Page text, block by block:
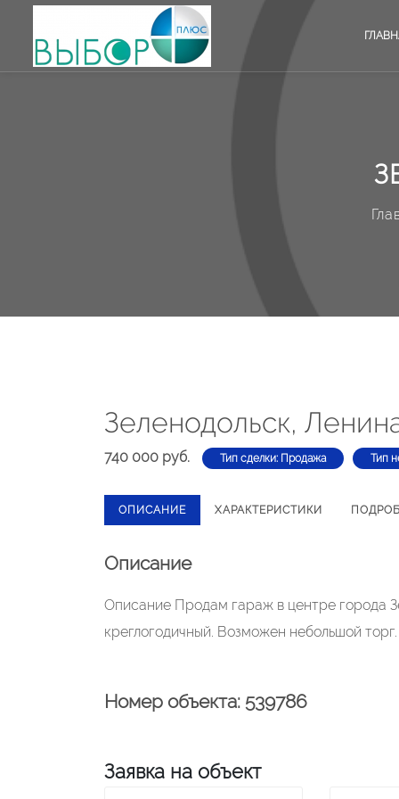
Зеленодольск,
740 000 руб. Тип сделки: Продажа Тип
ОПИСАНИЕ ХАРАКТЕРИСТИКИ
Описание
Описание Продам гараж в центре города
креглогодичный. Возможен небольшой
Номер объекта: 539786
Заявка на объект